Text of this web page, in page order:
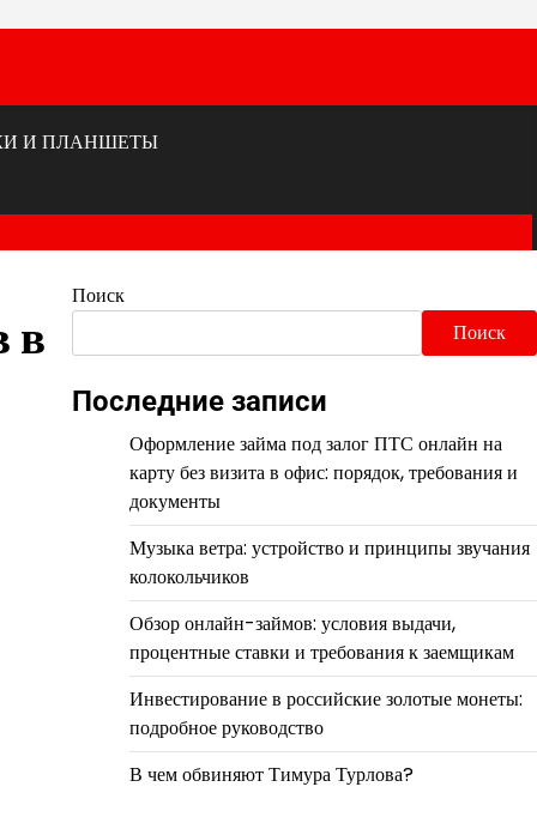
И ПЛАНШЕТЫ
в
Поиск
Поиск
Последние записи
Оформление займа под залог ПТС онлайн на
карту без визита в офис: порядок, требования и
документы
Музыка ветра: устройство и принципы звучания
колокольчиков
Обзор онлайн-займов: условия выдачи,
процентные ставки и требования к заемщикам
Инвестирование в российские золотые монеты:
подробное руководство
В чем обвиняют Тимура Турлова?